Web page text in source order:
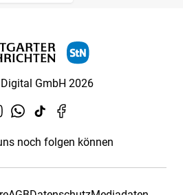
GmbH 2026
noch folgen können